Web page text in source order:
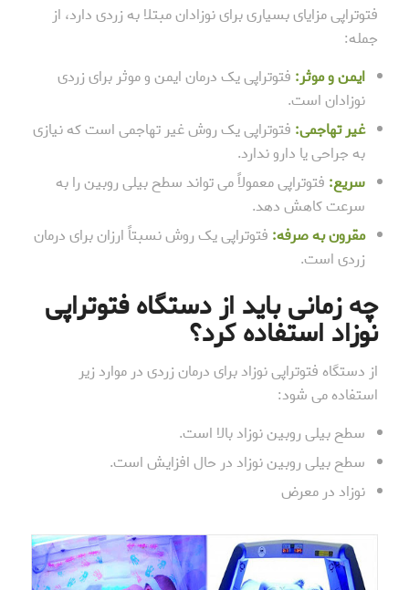
فتوتراپی مزایای بسیاری برای نوزادان مبتلا به زردی دارد، از
جمله:
ایمن و موثر: فتوتراپی یک درمان ایمن و موثر برای زردی
نوزادان است.
غیر تهاجمی: فتوتراپی یک روش غیر تهاجمی است که نیازی
به جراحی یا دارو ندارد.
سریع: فتوتراپی معمولاً می تواند سطح بیلی روبین را به
سرعت کاهش دهد.
مقرون به صرفه: فتوتراپی یک روش نسبتاً ارزان برای درمان
زردی است.
چه زمانی باید از دستگاه فتوتراپی
نوزاد استفاده کرد؟
از دستگاه فتوتراپی نوزاد برای درمان زردی در موارد زیر
استفاده می شود:
سطح بیلی روبین نوزاد بالا است.
سطح بیلی روبین نوزاد در حال افزایش است.
نوزاد در معرض